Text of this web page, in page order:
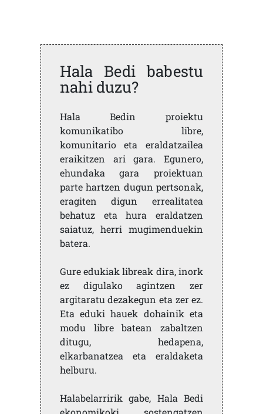
Hala Bedi babestu
nahi duzu?
Hala Bedin proiektu
komunikatibo libre,
komunitario eta eraldatzailea
eraikitzen ari gara. Egunero,
ehundaka gara proiektuan
parte hartzen dugun pertsonak,
eragiten digun errealitatea
behatuz eta hura eraldatzen
saiatuz, herri mugimenduekin
batera.
Gure edukiak libreak dira, inork
ez digulako agintzen zer
argitaratu dezakegun eta zer ez.
Eta eduki hauek dohainik eta
modu libre batean zabaltzen
ditugu, hedapena,
elkarbanatzea eta eraldaketa
helburu.
Halabelarririk gabe, Hala Bedi